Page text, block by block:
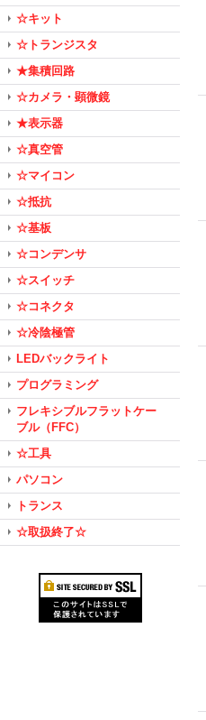
☆キット
☆トランジスタ
★集積回路
☆カメラ・顕微鏡
★表示器
☆真空管
☆マイコン
☆抵抗
☆基板
☆コンデンサ
☆スイッチ
☆コネクタ
☆冷陰極管
LEDバックライト
プログラミング
フレキシブルフラットケー
ブル（FFC）
☆工具
パソコン
トランス
☆取扱終了☆